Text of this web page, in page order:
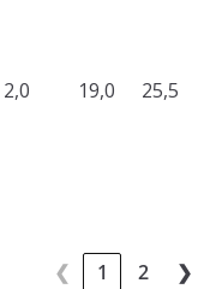
2,0 19,0 25,5
❮ 1 2 ❯